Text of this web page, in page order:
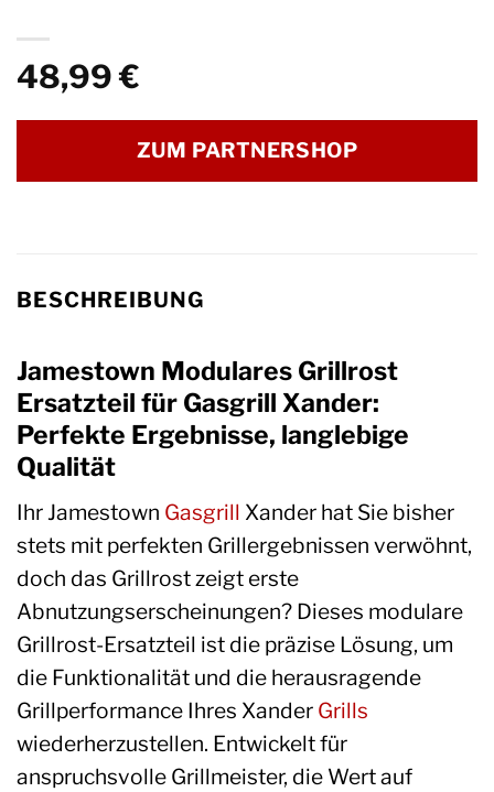
48,99€
ZUM PARTNERSHOP
BESCHREIBUNG
Jamestown Modulares Grillrost
Ersatzteil für Gasgrill Xander:
Perfekte Ergebnisse, langlebige
Qualität
Ihr Jamestown Gasgrill Xander hat Sie bisher
stets mit perfekten Grillergebnissen verwöhnt,
doch das Grillrost zeigt erste
Abnutzungserscheinungen? Dieses modulare
Grillrost-Ersatzteil ist die präzise Lösung, um
die Funktionalität und die herausragende
Grillperformance Ihres Xander Grills
wiederherzustellen. Entwickelt für
anspruchsvolle Grillmeister, die Wert auf